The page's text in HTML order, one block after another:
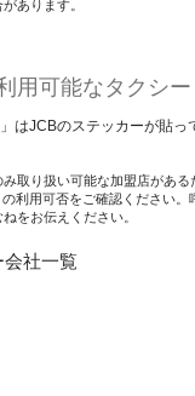
あります。
用可能なタクシー
はJCBのステッカーが貼
取り扱い可能な加盟店がある
利用可否をご確認ください。
をお伝えください。
会社一覧